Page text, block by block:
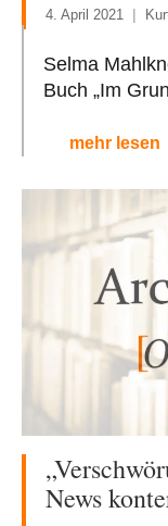
4. April 2021
Selma
Buch „Im
mehr lesen
News